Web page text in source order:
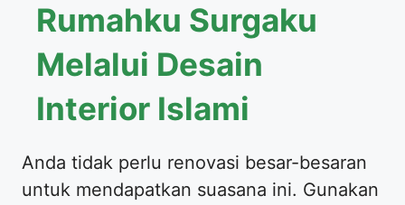
Rumahku Surgaku
Melalui Desain
Interior Islami
Anda tidak perlu renovasi besar-besaran
untuk mendapatkan suasana ini. Gunakan